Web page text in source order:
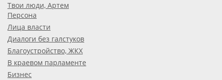
Твои люди, Артем
Персона
Лица власти
Диалоги без галстуков
Благоустройство, ЖКХ
В краевом парламенте
Бизнес